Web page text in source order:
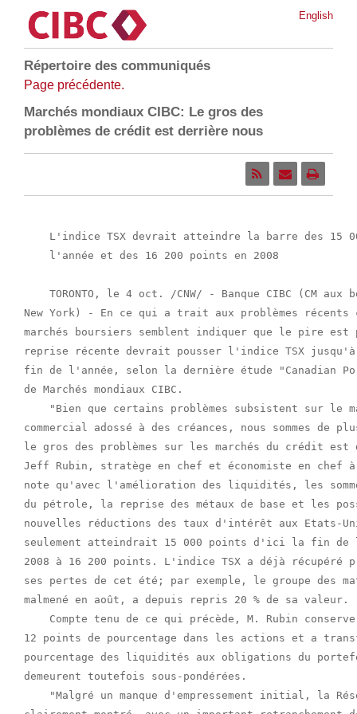
English
Répertoire des communiqués
Page précédente.
Marchés mondiaux CIBC: Le gros des
problèmes de crédit est derrière nous
L'indice TSX devrait atteindre la barre des 15
    l'année et des 16 200 points en 2008
TORONTO, le 4 oct. /CNW/ - Banque CIBC (CM aux
New York) - En ce qui a trait aux problèmes
marchés boursiers semblent indiquer que le pire
reprise récente devrait pousser l'indice TSX
fin de l'année, selon la dernière étude "Canadian
de Marchés mondiaux CIBC.
"Bien que certains problèmes subsistent sur le
commercial adossé à des créances, nous sommes de
le gros des problèmes sur les marchés du crédit
Jeff Rubin, stratège en chef et économiste en chef à
note qu'avec l'amélioration des liquidités, les
du pétrole, la reprise des métaux de base et les
nouvelles réductions des taux d'intérêt aux Etats-
seulement atteindrait 15 000 points d'ici la fin de
2008 à 16 200 points. L'indice TSX a déjà récupéré
ses pertes de cet été; par exemple, le groupe des
malmené en août, a depuis repris 20 % de sa valeur.
Compte tenu de ce qui précède, M. Rubin
12 points de pourcentage dans les actions et a
pourcentage des liquidités aux obligations du
demeurent toutefois sous-pondérées.
"Malgré un manque d'empressement initial, la